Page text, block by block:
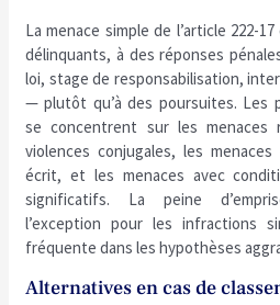
La menace simple de l’article 222-
délinquants, à des réponses
loi, stage de responsabilisation,
— plutôt qu’à des poursuites. Les
se concentrent sur les
violences conjugales, les
écrit, et les menaces avec
significatifs. La peine
l’exception pour les infractions
fréquente dans les hypothèses
Alternatives en cas de